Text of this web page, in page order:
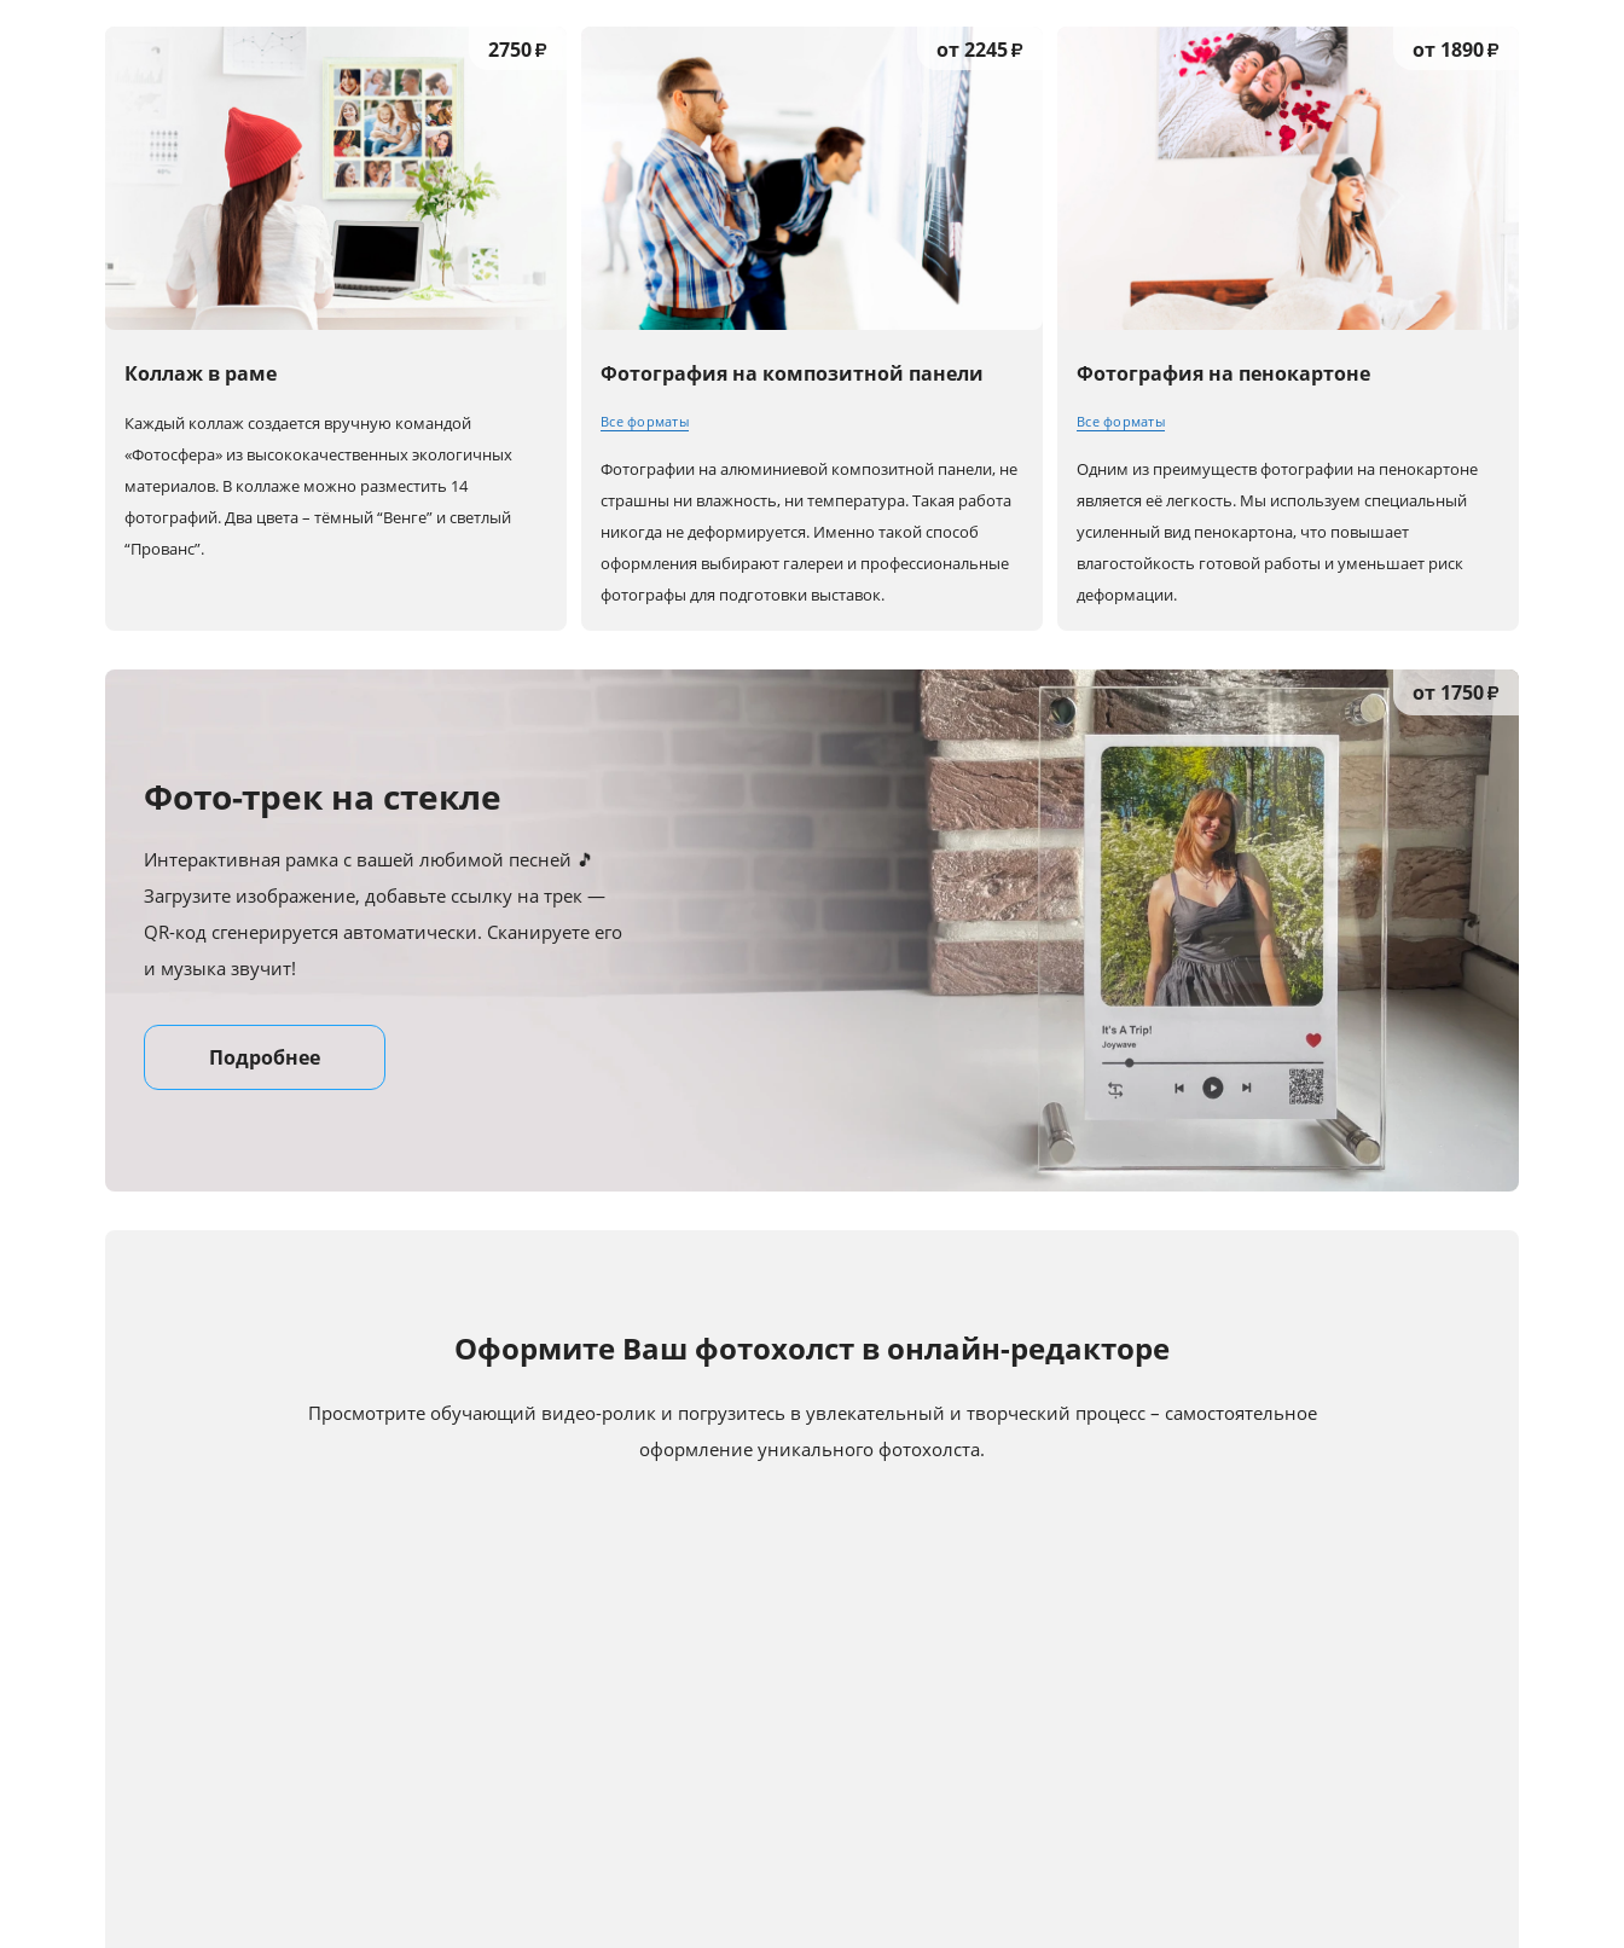
Коллаж в раме
2750₽
Каждый коллаж создается вручную командой
«Фотосфера» из высококачественных экологичных
материалов. В коллаже можно разместить 14
фотографий. Два цвета – тёмный “Венге” и светлый
“Прованс”.
Фотография на композитной панели
от 2245₽
Фотографии на алюминиевой композитной панели, не
страшны ни влажность, ни температура. Такая работа
никогда не деформируется. Именно такой способ
оформления выбирают галереи и профессиональные
фотографы для подготовки выставок.
Все форматы
30x20 (A4)
40x30 (A3)
80x60 (A1)
90x60
30x30
80x80
100x100
90x30
80x40
120x40
Фотография на пенокартоне
от 1890₽
Одним из преимуществ фотографии на пенокартоне
является её легкость. Мы используем специальный
усиленный вид пенокартона, что повышает
влагостойкость готовой работы и уменьшает риск
деформации.
Все форматы
30x20 (A4)
40x30 (A3)
50x40
60x40 (A2)
60x50
70x50
75x50
80x60 (A1)
90x60
120x80
30x30
40x40
50x50
60x60
80x80
100x100
90x30
80x40
120x40
Фото-трек на стекле
Интерактивная рамка с вашей любимой песней 🎵
Загрузите изображение, добавьте ссылку на трек —
QR-код сгенерируется автоматически. Сканируете его
и музыка звучит!
от 1750₽
Подробнее
Оформите Ваш фотохолст в онлайн-редакторе
Просмотрите обучающий видео-ролик и погрузитесь в увлекательный и творческий процесс – самостоятельное
оформление уникального фотохолста.